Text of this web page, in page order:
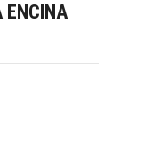
ENCINA